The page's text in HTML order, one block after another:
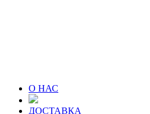
О НАС
ДОСТАВКА